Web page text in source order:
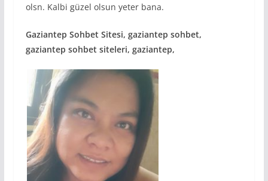
olsn. Kalbi güzel olsun yeter bana.
Gaziantep Sohbet Sitesi, gaziantep sohbet,
gaziantep sohbet siteleri, gaziantep,